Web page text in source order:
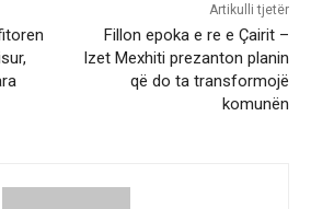
Artikulli tjetër
Fillon epoka e re e Çairit –
Izet Mexhiti prezanton planin
që do ta transformojë
komunën